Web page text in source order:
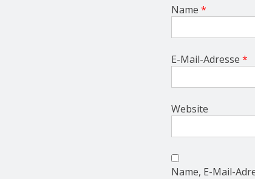
Name *
E-Mail-Adresse *
Website
Name, E-Mail-